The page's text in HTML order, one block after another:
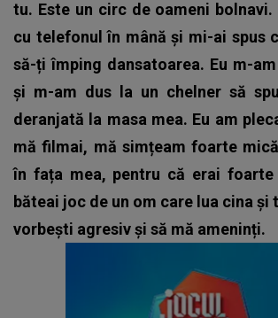
tu. Este un circ de oameni
cu telefonul în mână și mi-ai spus
să-ți împing dansatoarea. Eu m-
și m-am dus la un chelner să
deranjată la masa mea. Eu am
mă filmai, mă simțeam foarte
în fața mea, pentru că erai
băteai joc de un om care lua cina și
vorbești agresiv și să mă ameninți.